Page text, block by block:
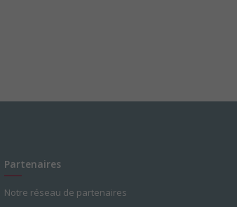
Partenaires
Notre réseau de partenaires